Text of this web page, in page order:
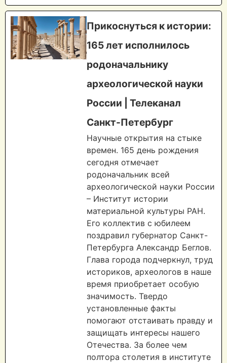
Прикоснуться к истории:
165 лет исполнилось
родоначальнику
археологической науки
России | Телеканал
Санкт-Петербург
Научные открытия на стыке
времен. 165 день рождения
сегодня отмечает
родоначальник всей
археологической науки России
– Институт истории
материальной культуры РАН.
Его коллектив с юбилеем
поздравил губернатор Санкт-
Петербурга Александр Беглов.
Глава города подчеркнул, труд
историков, археологов в наше
время приобретает особую
значимость. Твердо
установленные факты
помогают отстаивать правду и
защищать интересы нашего
Отечества. За более чем
полтора столетия в институте